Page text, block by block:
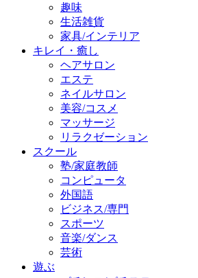
趣味
生活雑貨
家具/インテリア
キレイ・癒し
ヘアサロン
エステ
ネイルサロン
美容/コスメ
マッサージ
リラクゼーション
スクール
塾/家庭教師
コンピュータ
外国語
ビジネス/専門
スポーツ
音楽/ダンス
芸術
遊ぶ